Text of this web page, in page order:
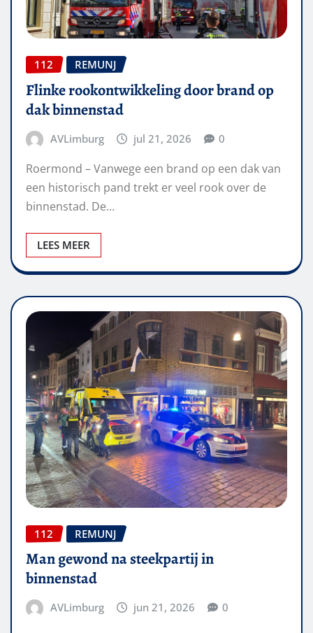
112 REMUNJ
Flinke rookontwikkeling door brand op
dak binnenstad
AVLimburg jul 21, 2026 0
Roermond – Vanwege een brand op een dak van
een historisch pand trekt er veel rook over de
binnenstad. De…
LEES MEER
112 REMUNJ
Man gewond na steekpartij in
binnenstad
AVLimburg jun 21, 2026 0